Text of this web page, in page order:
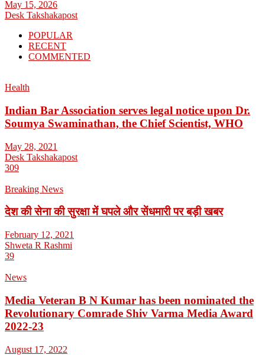
May 15, 2026
Desk Takshakapost
POPULAR
RECENT
COMMENTED
Health
Indian Bar Association serves legal notice upon Dr.
Soumya Swaminathan, the Chief Scientist, WHO
May 28, 2021
Desk Takshakapost
309
Breaking News
देश की सेना की सुरक्षा में घपले और सेंधमारी पर बड़ी खबर
February 12, 2021
Shweta R Rashmi
39
News
Media Veteran B N Kumar has been nominated the
Revolutionary Comrade Shiv Varma Media Award
2022-23
August 17, 2022